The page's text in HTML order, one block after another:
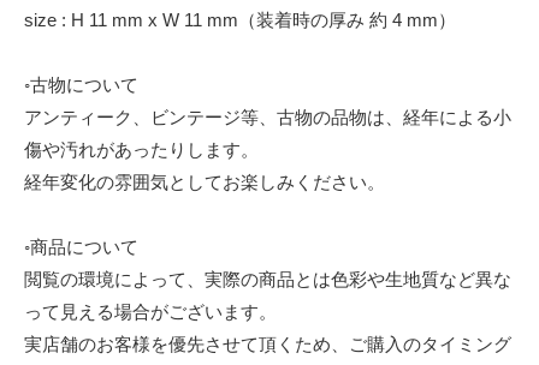
size : H 11 mm x W 11 mm（装着時の厚み 約 4 mm）
◦古物について
アンティーク、ビンテージ等、古物の品物は、経年による小
傷や汚れがあったりします。
経年変化の雰囲気としてお楽しみください。
◦商品について
閲覧の環境によって、実際の商品とは色彩や生地質など異な
って見える場合がございます。
実店舗のお客様を優先させて頂くため、ご購入のタイミング